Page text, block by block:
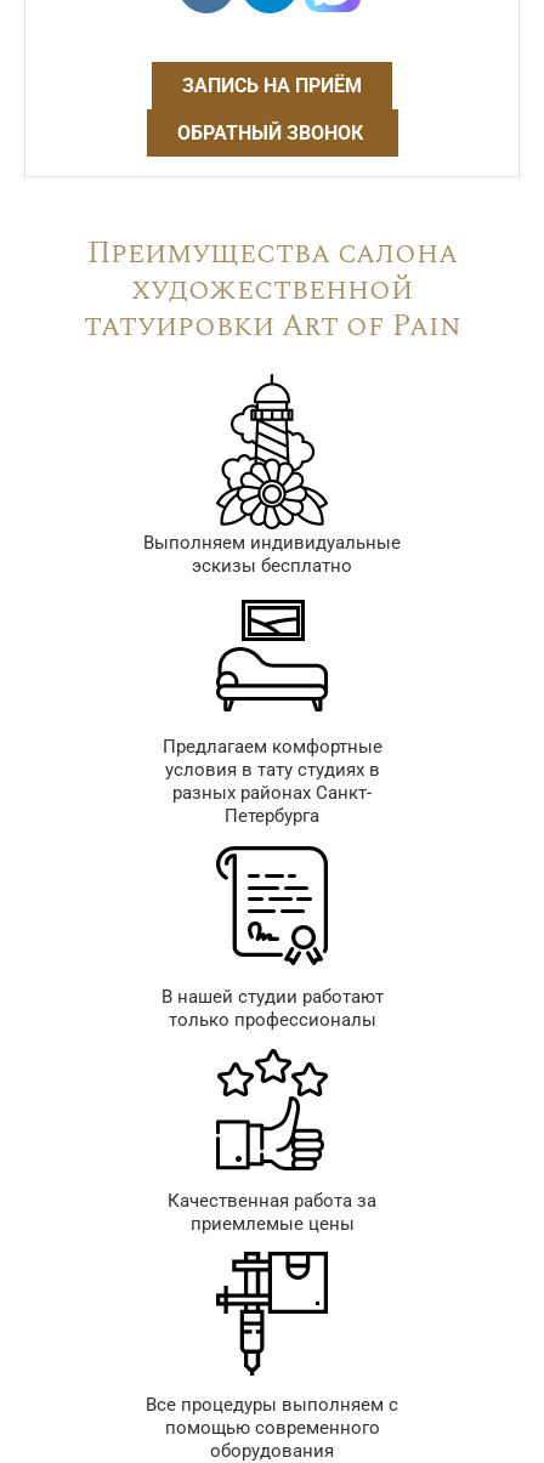
ЗАПИСЬ НА ПРИЁМ
ОБРАТНЫЙ ЗВОНОК
Преимущества салона
художественной
татуировки Art of Pain
Выполняем индивидуальные
эскизы бесплатно
Предлагаем комфортные
условия в тату студиях в
разных районах Санкт-
Петербурга
В нашей студии работают
только профессионалы
Качественная работа за
приемлемые цены
Все процедуры выполняем с
помощью современного
оборудования